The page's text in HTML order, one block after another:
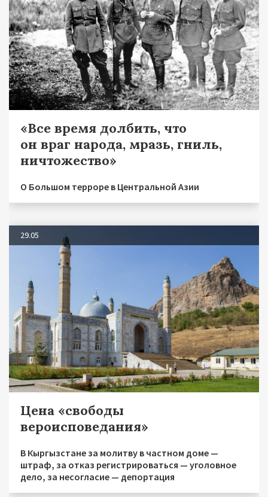
«Все время долбить, что
он враг народа, мразь, гниль,
ничтожество»
О Большом терроре в Центральной Азии
29.05
Цена «свободы
вероисповедания»
В Кыргызстане за молитву в частном доме —
штраф, за отказ регистрироваться — уголовное
дело, за несогласие — депортация